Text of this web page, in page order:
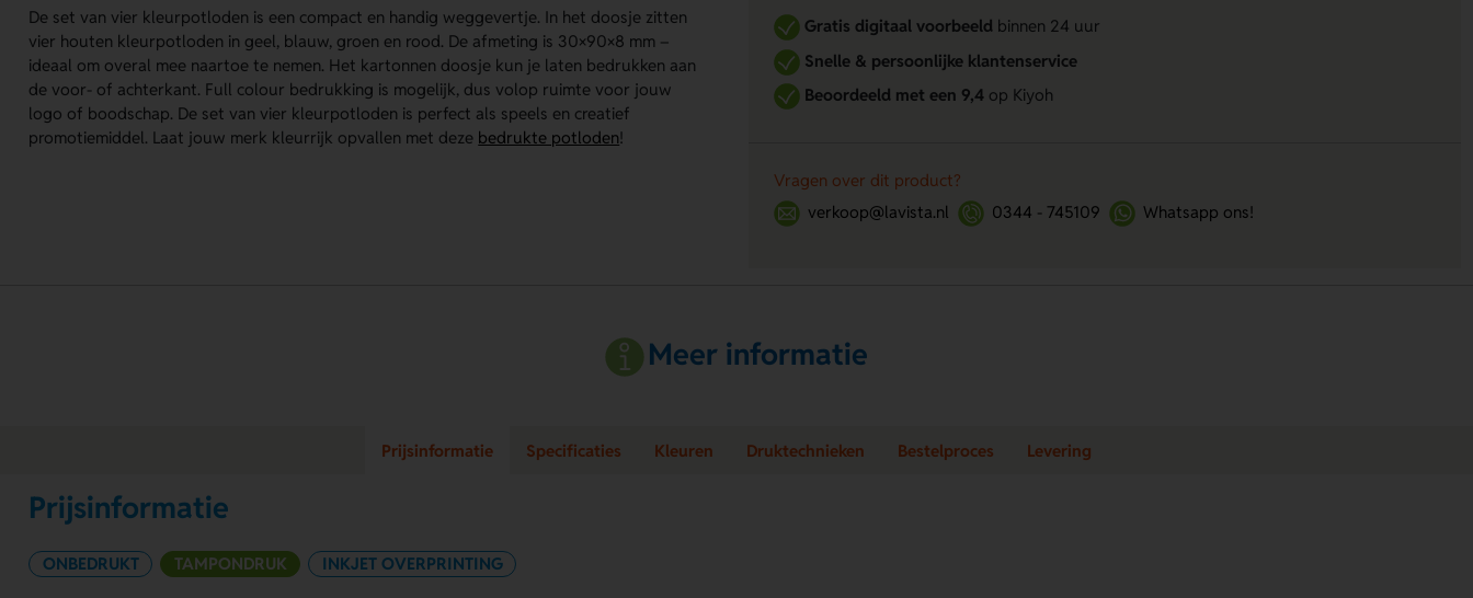
De set van vier kleurpotloden is een compact en handig weggevertje. In het doosje zitten
vier houten kleurpotloden in geel, blauw, groen en rood. De afmeting is 30×90×8 mm –
ideaal om overal mee naartoe te nemen. Het kartonnen doosje kun je laten bedrukken aan
de voor- of achterkant. Full colour bedrukking is mogelijk, dus volop ruimte voor jouw
logo of boodschap. De set van vier kleurpotloden is perfect als speels en creatief
promotiemiddel. Laat jouw merk kleurrijk opvallen met deze bedrukte potloden!
Gratis digitaal voorbeeldbinnen 24 uur
Snelle & persoonlijke klantenservice
Beoordeeld met een 9,4op Kiyoh
Vragen over dit product?
verkoop@lavista.nl
0344 - 745109 Whatsapp ons!
Meer informatie
Prijsinformatie Specificaties Kleuren Druktechnieken Bestelproces Levering
Prijsinformatie
ONBEDRUKT TAMPONDRUK INKJET OVERPRINTING